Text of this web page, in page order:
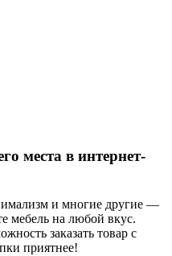
места в интернет-
и многие другие —
мебель на любой вкус.
заказать товар с
приятнее!